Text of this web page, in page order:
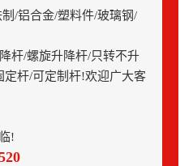
/铝合金/塑料件/玻璃钢/
杆/螺旋升降杆/只转不升
定杆/可定制杆!欢迎广大客
!